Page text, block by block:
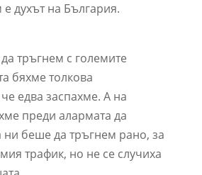
е духът на България.
тръгнем с големите
бяхме толкова
едва заспахме. А на
преди алармата да
ни беше да тръгнем рано, за
трафик, но не се случиха